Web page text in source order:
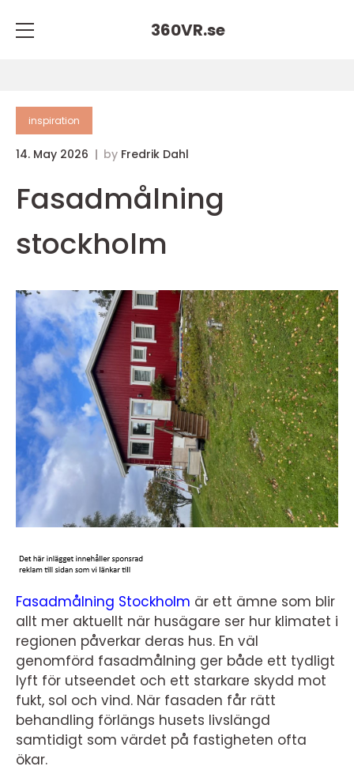
360VR.se
inspiration
14. May 2026 by Fredrik Dahl
Fasadmålning
stockholm
Fasadmålning Stockholm är ett ämne som blir
allt mer aktuellt när husägare ser hur klimatet i
regionen påverkar deras hus. En väl
genomförd fasadmålning ger både ett tydligt
lyft för utseendet och ett starkare skydd mot
fukt, sol och vind. När fasaden får rätt
behandling förlängs husets livslängd
samtidigt som värdet på fastigheten ofta
ökar.